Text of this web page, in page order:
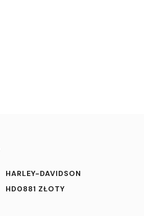
HARLEY-DAVIDSON
HD0881 ZŁOTY